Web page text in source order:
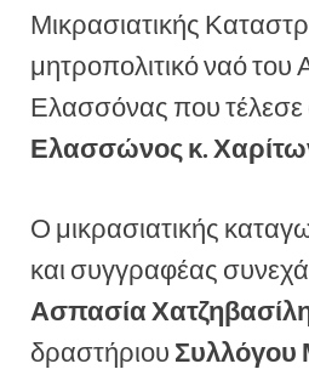
Μικρασιατικής
μητροπολιτικό ναό του
Ελασσόνας που τέλεσε
Ελασσώνος κ.
Ο μικρασιατικής
και συγγραφέας
Ασπασία
δραστήριου Συλλόγου